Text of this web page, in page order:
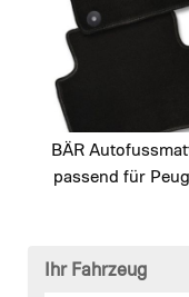
BÄR
passend für
Ihr Fahrzeug